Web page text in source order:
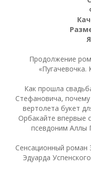
Продолжение
«Пугачевочка.
Как прошла
Стефановича,
вертолета букет
Орбакайте впервые
псевдоним Аллы
Сенсационный
Эдуарда